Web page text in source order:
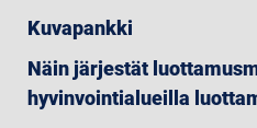
Kuvapankki
Näin järjestät
hyvinvointialueilla